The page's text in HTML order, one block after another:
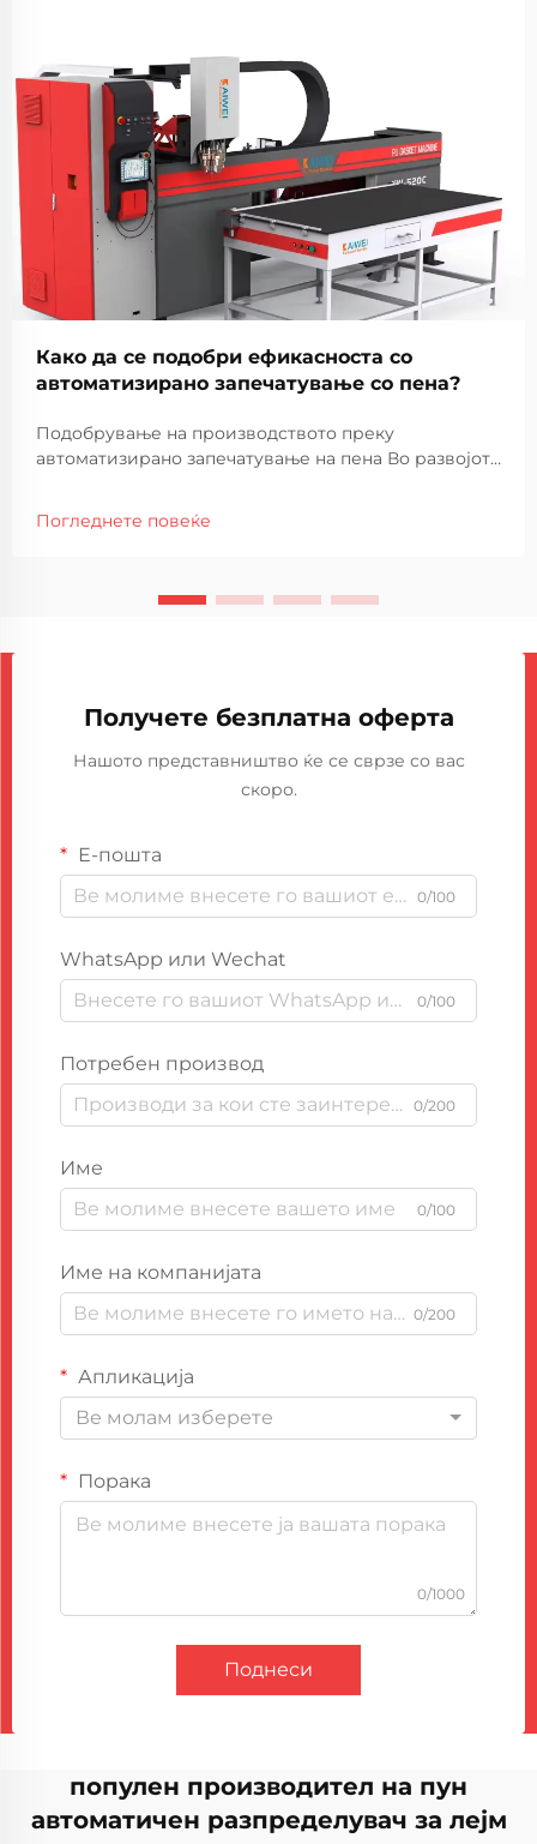
Како да се подобри ефикасноста со
автоматизирано запечатување со пена?
Подобрување на производството преку
автоматизирано запечатување на пена Во развојот
станаа клучни за одржување на конкурентни
предности. Интеграцијата на автоматизација во
Погледнете повеќе
Получете безплатна оферта
Нашото представништво ќе се сврзе со вас
скоро.
Е-пошта
0/100
WhatsApp или Wechat
0/100
Потребен производ
0/200
Име
0/100
Име на компанијата
0/200
Апликација
Ве молам изберете
Порака
0/1000
Поднеси
популен производител на пун
автоматичен разпределувач за лејм